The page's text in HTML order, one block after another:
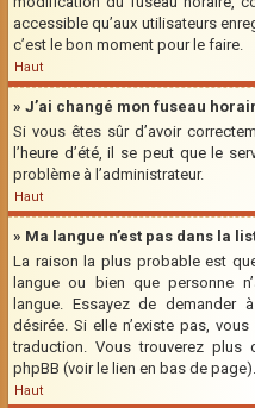
accessible qu’aux utilisateurs
c’est le bon moment pour le faire.
Haut
» J’ai changé mon fuseau
Si vous êtes sûr d’avoir
l’heure d’été, il se peut que le
problème à l’administrateur.
Haut
» Ma langue n’est pas dans la
La raison la plus probable est
langue ou bien que personne
langue. Essayez de demander
désirée. Si elle n’existe pas,
traduction. Vous trouverez plus
phpBB (voir le lien en bas de page).
Haut